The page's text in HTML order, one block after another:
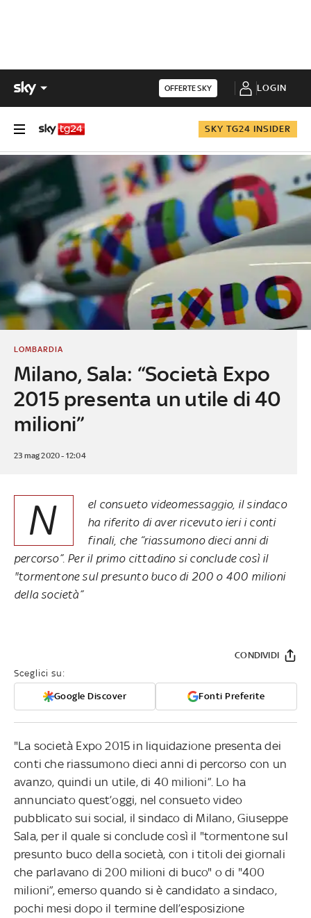
OFFERTE SKY LOGIN
SKY TG24 INSIDER
Milano, Sala: “Società Expo
2015 presenta un utile di 40
milioni”
LOMBARDIA
23 mag 2020 - 12:04
N
el consueto videomessaggio, il sindaco
ha riferito di aver ricevuto ieri i conti
finali, che “riassumono dieci anni di
percorso”. Per il primo cittadino si conclude così il
"tormentone sul presunto buco di 200 o 400 milioni
della società”
Sceglici su:
Google Discover Fonti Preferite
CONDIVIDI
"La società Expo 2015 in liquidazione presenta dei
conti che riassumono dieci anni di percorso con un
avanzo, quindi un utile, di 40 milioni”. Lo ha
annunciato quest’oggi, nel consueto video
pubblicato sui social, il sindaco di Milano, Giuseppe
Sala, per il quale si conclude così il "tormentone sul
presunto buco della società, con i titoli dei giornali
che parlavano di 200 milioni di buco" o di "400
milioni”, emerso quando si è candidato a sindaco,
pochi mesi dopo il termine dell’esposizione